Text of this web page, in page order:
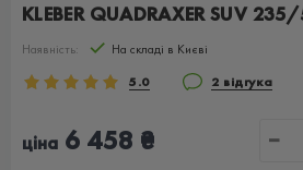
KLEBER QUADRAXER SUV
Наявність:
На складі в Києві
5.0
2 відгука
ціна 6 458 ₴ −